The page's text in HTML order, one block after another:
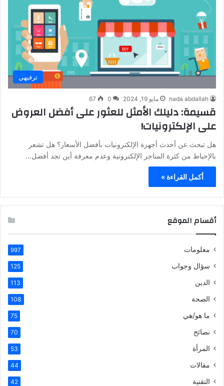
ترفيهي
nada abdallah مايو 19, 2024 0
67
قسيمة: دليلك الأمثل للعثور على أفضل العروض
على الإلكترونيات!
هل تبحث عن أحدث أجهزة الإلكترونيات بأفضل الأسعار؟ هل تشعر
بالإحباط من كثرة المتاجر الإلكترونية وعدم معرفة أين تجد أفضل…
أكمل القراءة »
أقسام الموقع
معلومات 997
سؤال وجواب 125
الدين 113
الصحة 108
ما هو/هي 75
نصائح 70
المرأة 53
مقالات 44
التقنية 42